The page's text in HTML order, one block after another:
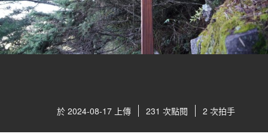
於 2024-08-17 上傳 231 次點閱 2 次拍手